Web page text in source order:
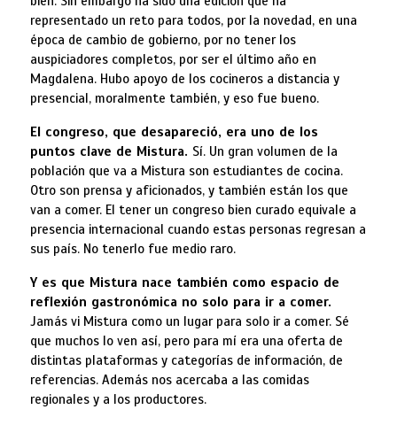
representado un reto para todos, por la novedad, en una
época de cambio de gobierno, por no tener los
auspiciadores completos, por ser el último año en
Magdalena. Hubo apoyo de los cocineros a distancia y
presencial, moralmente también, y eso fue bueno.
El congreso, que desapareció, era uno de los
puntos clave de Mistura. Sí. Un gran volumen de la
población que va a Mistura son estudiantes de cocina.
Otro son prensa y aficionados, y también están los que
van a comer. El tener un congreso bien curado equivale a
presencia internacional cuando estas personas regresan a
sus país. No tenerlo fue medio raro.
Y es que Mistura nace también como espacio de
reflexión gastronómica no solo para ir a comer.
Jamás vi Mistura como un lugar para solo ir a comer. Sé
que muchos lo ven así, pero para mí era una oferta de
distintas plataformas y categorías de información, de
referencias. Además nos acercaba a las comidas
regionales y a los productores.